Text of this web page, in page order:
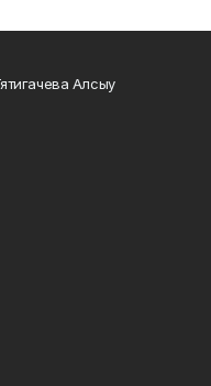
Алсыу